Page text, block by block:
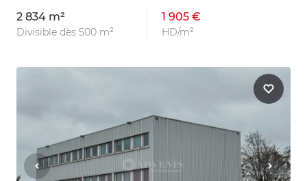
2 834 m²
Divisible dès 500 m²
1 905 €
HD/m²